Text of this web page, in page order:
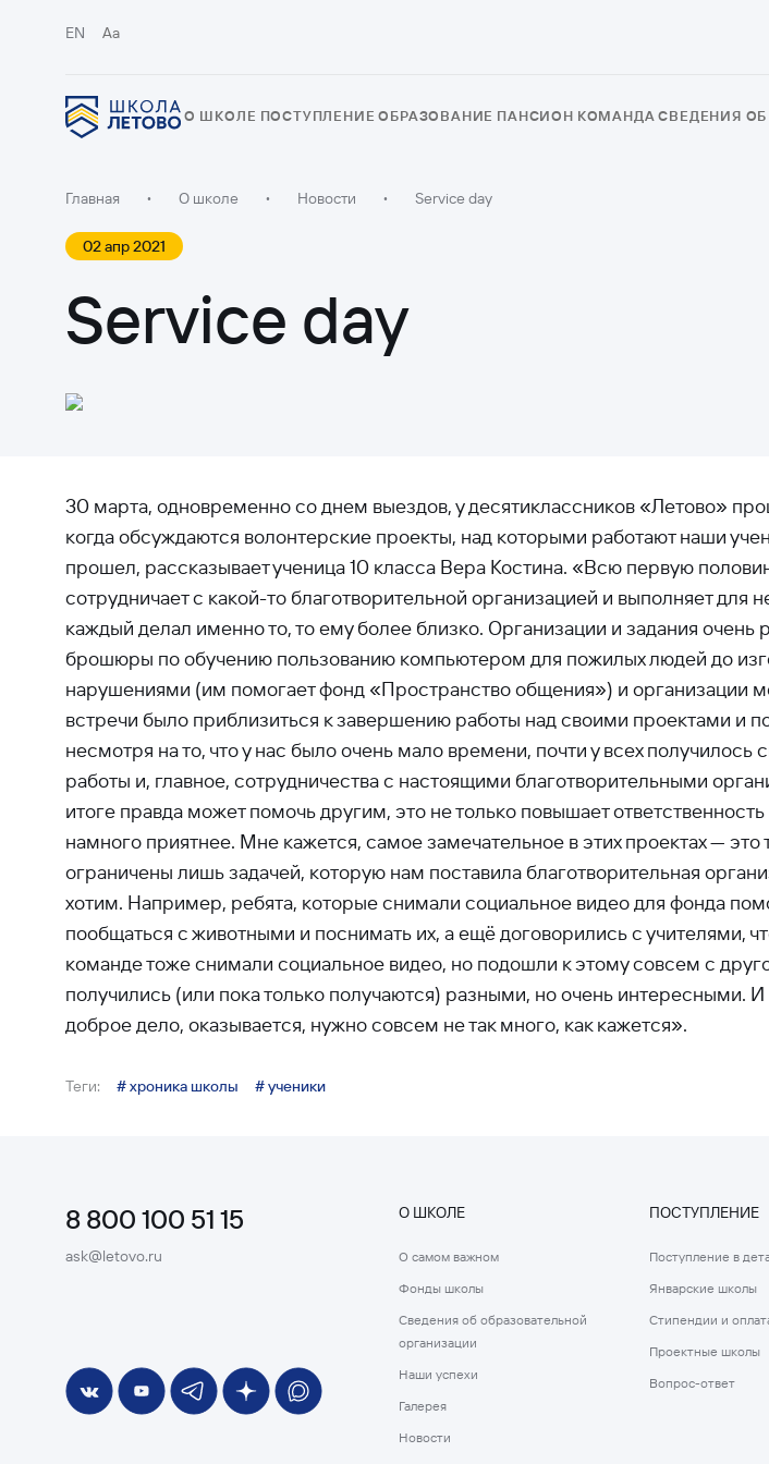
EN Aa
О ШКОЛЕ ПОСТУПЛЕНИЕ ОБРАЗОВАНИЕ ПАНСИОН КОМАНДА СВЕДЕНИЯ
Главная • О школе • Новости • Service day
02 апр 2021
Service day
30 марта, одновременно со днем выездов, у десятиклассников «Летово»
когда обсуждаются волонтерские проекты, над которыми работают наши
прошел, рассказывает ученица 10 класса Вера Костина. «Всю первую
сотрудничает с какой-то благотворительной организацией и выполняет
каждый делал именно то, то ему более близко. Организации и задания
брошюры по обучению пользованию компьютером для пожилых людей до
нарушениями (им помогает фонд «Пространство общения») и организации
встречи было приблизиться к завершению работы над своими проектами и
несмотря на то, что у нас было очень мало времени, почти у всех
работы и, главное, сотрудничества с настоящими благотворительными
итоге правда может помочь другим, это не только повышает
намного приятнее. Мне кажется, самое замечательное в этих проектах —
ограничены лишь задачей, которую нам поставила благотворительная
хотим. Например, ребята, которые снимали социальное видео для фонда
пообщаться с животными и поснимать их, а ещё договорились с учителями,
команде тоже снимали социальное видео, но подошли к этому совсем с
получились (или пока только получаются) разными, но очень интересными.
доброе дело, оказывается, нужно совсем не так много, как кажется».
Теги: # хроника школы # ученики
8 800 100 51 15
ask@letovo.ru
О ШКОЛЕ
О самом важном
Фонды школы
Сведения об образовательной
организации
Наши успехи
Галерея
Новости
ПОСТУПЛЕНИЕ
Поступление в
Январские школы
Стипендии и
Проектные школы
Вопрос-ответ